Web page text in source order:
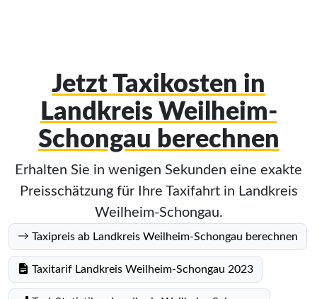
Jetzt Taxikosten in
Landkreis Weilheim-
Schongau berechnen
Erhalten Sie in wenigen Sekunden eine exakte
Preisschätzung für Ihre Taxifahrt in Landkreis
Weilheim-Schongau.
Taxipreis ab Landkreis Weilheim-Schongau berechnen
Taxitarif Landkreis Weilheim-Schongau 2023